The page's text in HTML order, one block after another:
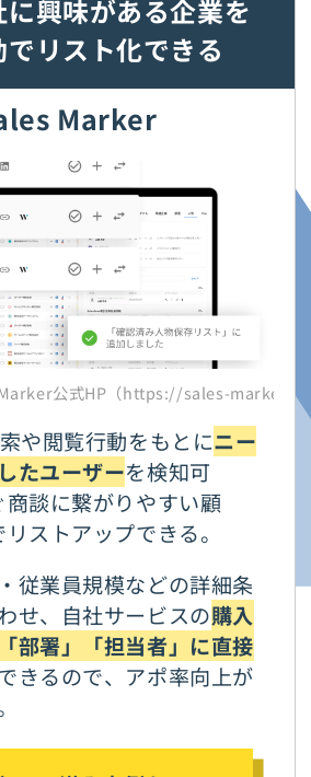
に興味がある企業を
でリスト化できる
Marker
公式HP（https://sales-
や閲覧行動をもとにニー
たユーザーを検知可
談に繋がりやすい顧
ストアップできる。
従業員規模などの詳細条
せ、自社サービスの購入
部署」「担当者」に直接
きるので、アポ率向上が